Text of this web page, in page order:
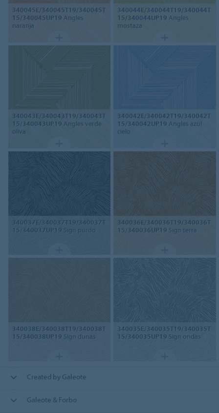
340045E/340045T19/340045T
15/340045UP19 Angles
naranja
340044E/340044T19/340044T
15/340044UP19 Angles
mostaza
340043E/340043T19/340043T
15/340043UP19 Angles verde
oliva
340042E/340042T19/340042T
15/340042UP19 Angles azul
cielo
340037E/340037T19/340037T
15/340037UP19 Sign purdo
340036E/340036T19/340036T
15/340036UP19 Sign terra
340038E/340038T19/340038T
15/340038UP19 Sign dunas
340035E/340035T19/340035T
15/340035UP19 Sign ondas
Created by Galeote
Galeote & Forbo